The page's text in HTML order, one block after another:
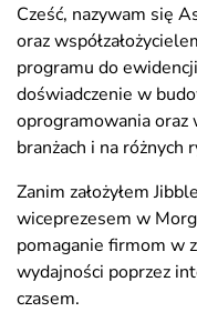
Cześć, nazywam się
oraz
programu do
doświadczenie w
oprogramowania oraz
branżach i na różnych
Zanim założyłem
wiceprezesem w
pomaganie firmom w
wydajności poprzez
czasem.